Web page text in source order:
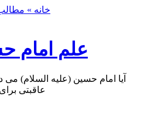
خانه »
علم امام
آیا امام حسین (علیه السلام)
عاقبتی